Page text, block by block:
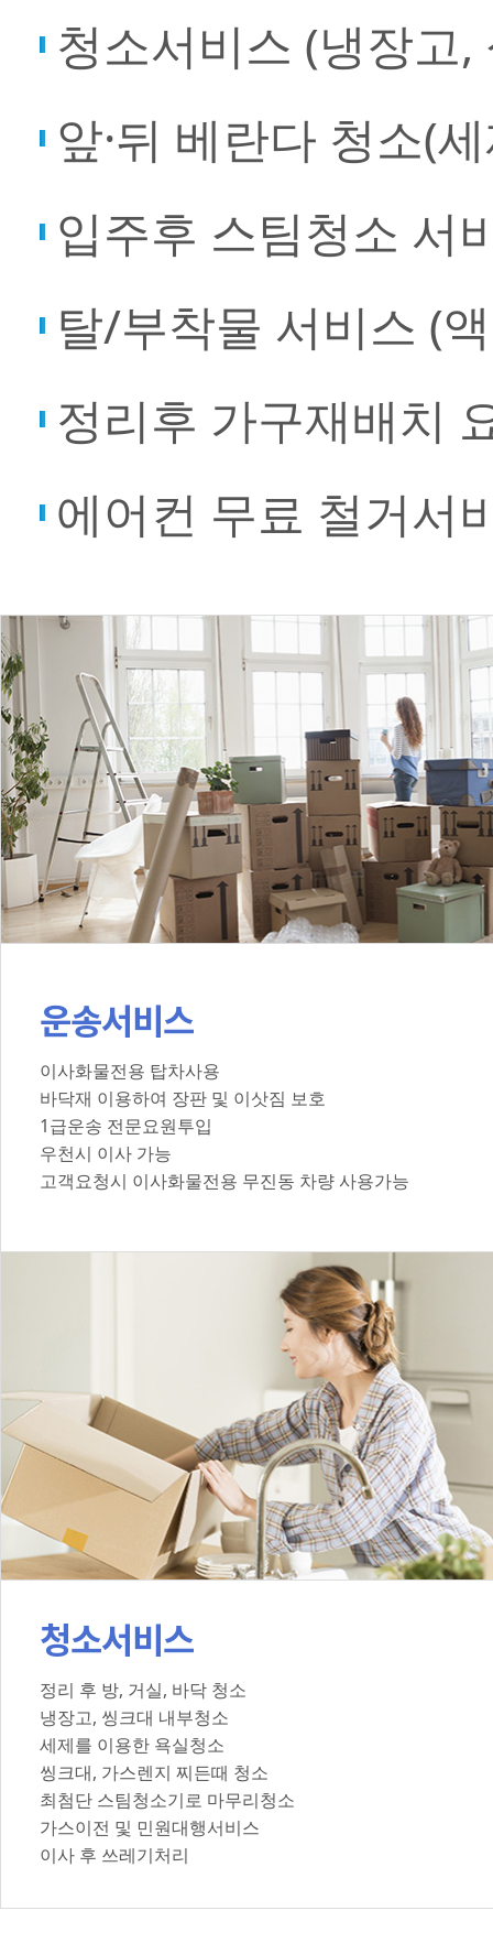
청소서비스 (냉장고
앞·뒤 베란다 청소(
입주후 스팀청소 서
탈/부착물 서비스 (
정리후 가구재배치
에어컨 무료 철거서
운송서비스
이사화물전용 탑차사용
바닥재 이용하여 장판 및 이삿짐 보호
1급운송 전문요원투입
우천시 이사 가능
고객요청시 이사화물전용 무진동 차량 사용가능
청소서비스
정리 후 방, 거실, 바닥 청소
냉장고, 씽크대 내부청소
세제를 이용한 욕실청소
씽크대, 가스렌지 찌든때 청소
최첨단 스팀청소기로 마무리청소
가스이전 및 민원대행서비스
이사 후 쓰레기처리